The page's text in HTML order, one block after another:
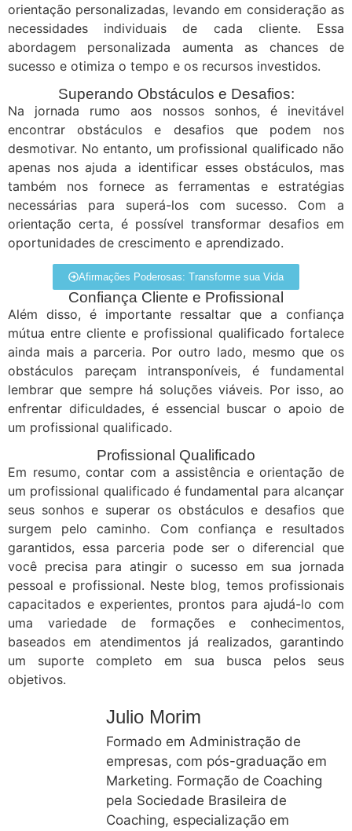
orientação personalizadas, levando em consideração as
necessidades individuais de cada cliente. Essa
abordagem personalizada aumenta as chances de
sucesso e otimiza o tempo e os recursos investidos.
Superando Obstáculos e Desafios:
Na jornada rumo aos nossos sonhos, é inevitável
encontrar obstáculos e desafios que podem nos
desmotivar. No entanto, um profissional qualificado não
apenas nos ajuda a identificar esses obstáculos, mas
também nos fornece as ferramentas e estratégias
necessárias para superá-los com sucesso. Com a
orientação certa, é possível transformar desafios em
oportunidades de crescimento e aprendizado.
Afirmações Poderosas: Transforme sua Vida
Confiança Cliente e Profissional
Além disso, é importante ressaltar que a confiança
mútua entre cliente e profissional qualificado fortalece
ainda mais a parceria. Por outro lado, mesmo que os
obstáculos pareçam intransponíveis, é fundamental
lembrar que sempre há soluções viáveis. Por isso, ao
enfrentar dificuldades, é essencial buscar o apoio de
um profissional qualificado.
Profissional Qualificado
Em resumo, contar com a assistência e orientação de
um profissional qualificado é fundamental para alcançar
seus sonhos e superar os obstáculos e desafios que
surgem pelo caminho. Com confiança e resultados
garantidos, essa parceria pode ser o diferencial que
você precisa para atingir o sucesso em sua jornada
pessoal e profissional. Neste blog, temos profissionais
capacitados e experientes, prontos para ajudá-lo com
uma variedade de formações e conhecimentos,
baseados em atendimentos já realizados, garantindo
um suporte completo em sua busca pelos seus
objetivos.
Julio Morim
Formado em Administração de
empresas, com pós-graduação em
Marketing. Formação de Coaching
pela Sociedade Brasileira de
Coaching, especialização em